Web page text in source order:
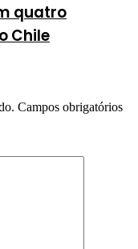
quatro
Chile
Campos obrigatórios